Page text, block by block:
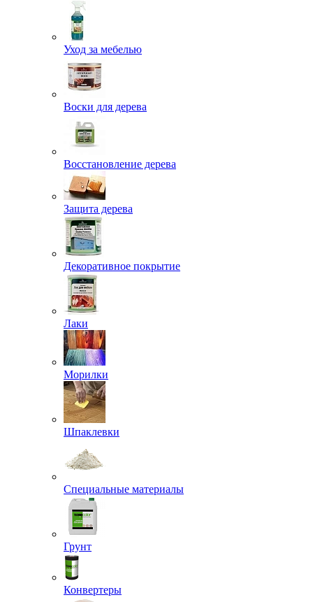
Уход за мебелью
Воски для дерева
Восстановление дерева
Защита дерева
Декоративное покрытие
Лаки
Морилки
Шпаклевки
Специальные материалы
Грунт
Конвертеры